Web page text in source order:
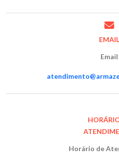
EMAIL
Email
Horário de